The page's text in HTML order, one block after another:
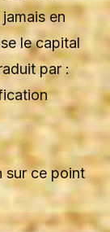
jamais en
le capital
par :
sur ce point